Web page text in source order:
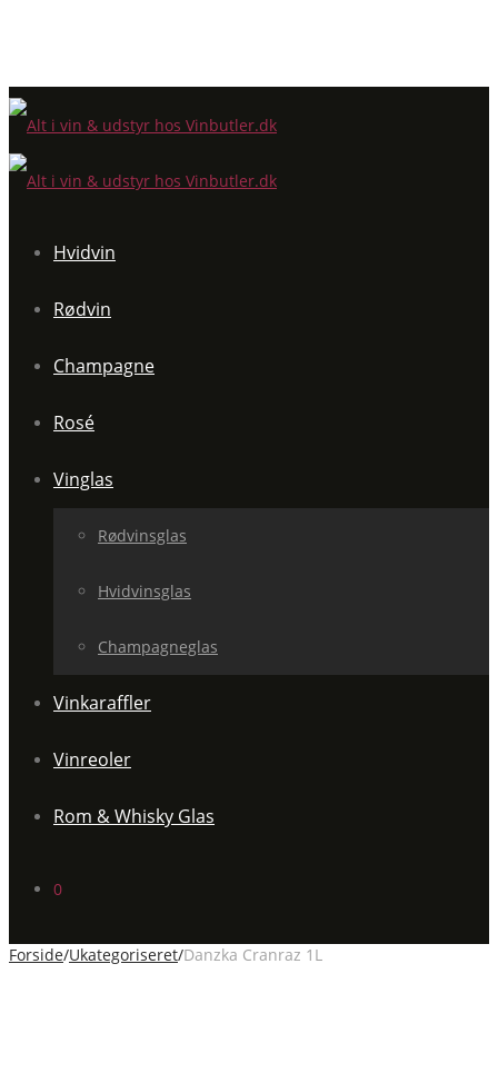
Hvidvin
Rødvin
Champagne
Rosé
Vinglas
Rødvinsglas
Hvidvinsglas
Champagneglas
Vinkaraffler
Vinreoler
Rom & Whisky Glas
0
Forside/Ukategoriseret/Danzka Cranraz 1L